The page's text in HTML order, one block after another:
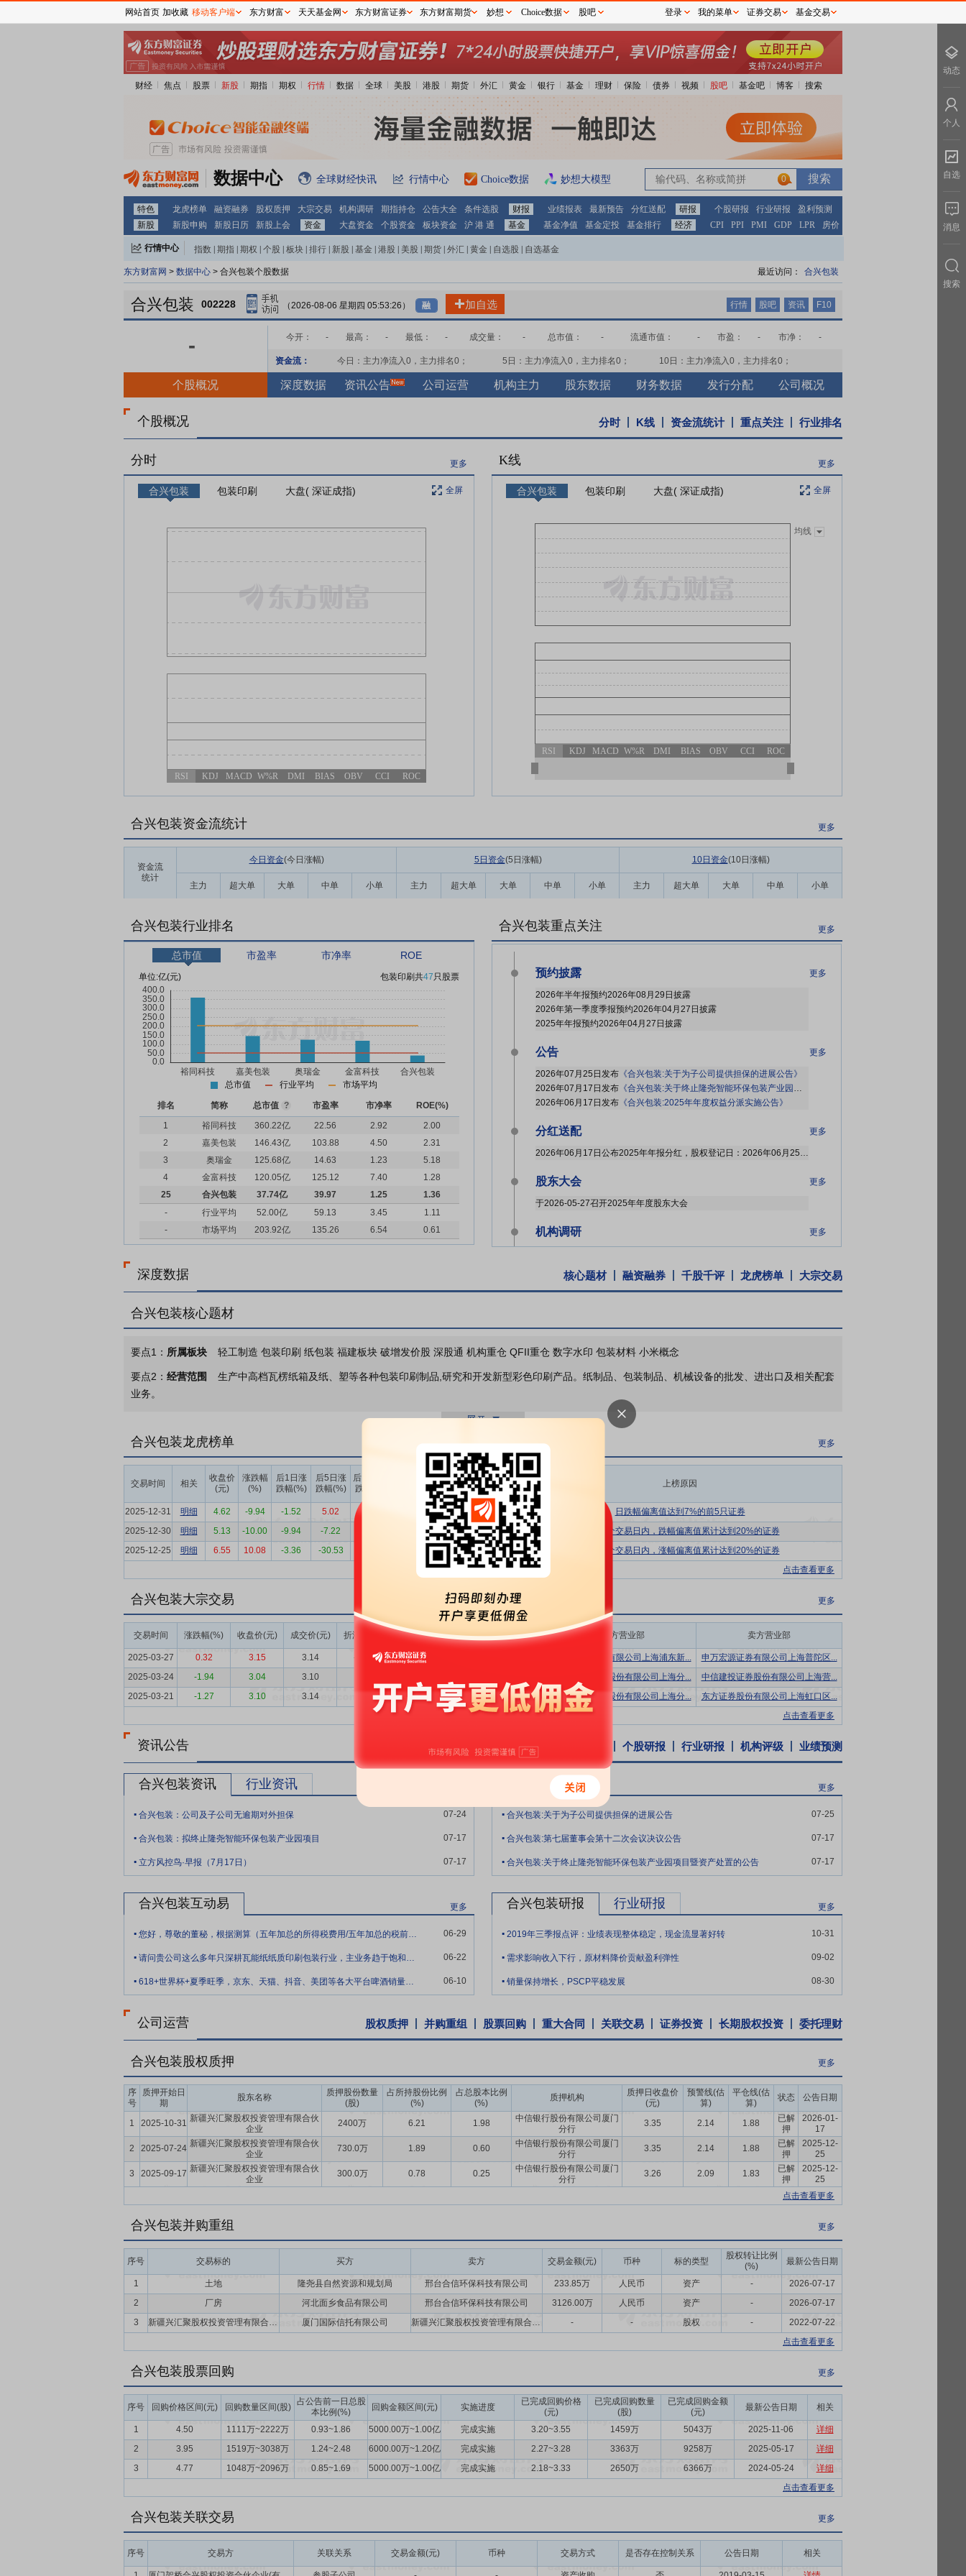
财经 焦点 股票 新股 期指 期权 行情 数据 全球 美股 港股 期货 外汇 黄金 银行 基金 理财 保险 债券 视频 股吧 基金吧 博客 搜索
数据中心 全球财经快讯 行情中心 Choice数据 妙想大模型 0
0
特色 龙虎榜单 融资融券 股权质押 大宗交易 机构调研 期指持仓 公告大全 条件选股 财报 业绩报表 最新预告 分红送配 研报 个股研报 行业研报
盈利预测
新股
新股申购 新股日历 新股上会 资金 大盘资金 个股资金 板块资金 沪 港 通 基金 基金净值 基金定投 基金排行 经济 CPI PPI PMI GDP LPR 房价
行情中心 指数 期指 期权 个股 板块 排行 新股 基金 港股 美股 期货 外汇 黄金 自选股 自选基金
东方财富网 > 数据中心 > 合兴包装个股数据 最近访问： 合兴包装
合兴包装 002228 （2026-08-06 星期四 05:53:26） 融 加自选 行情 股吧 资讯 F10
- 今开： - 最高： - 最低： - 成交量： - 总市值： - 流通市值： - 市盈： - 市净： -
资金流： 今日：主力净流入0 ，主力排名0 ； 5日：主力净流入0 ，主力排名0 ； 10日：主力净流入0 ，主力排名0 ；
个股概况 深度数据 资讯公告 公司运营 机构主力 股东数据 财务数据 发行分配 公司概况
个股概况 分时 K线 资金流统计 重点关注 行业排名
分时 更多
合兴包装 包装印刷 大盘( 深证成指) 全屏
RSI KDJ MACD W%R DMI BIAS OBV CCI ROC
K线 更多
合兴包装 包装印刷 大盘( 深证成指) 全屏
均线
RSI KDJ MACD W%R DMI BIAS OBV CCI ROC
合兴包装资金流统计 更多
资金流
统计
今日资金(今日涨幅) 5日资金(5日涨幅) 10日资金(10日涨幅)
主力 超大单 大单 中单 小单 主力 超大单 大单 中单 小单 主力 超大单 大单 中单 小单
合兴包装行业排名
总市值 市盈率 市净率 ROE
单位:亿(元) 包装印刷共47只股票
总市值 行业平均 市场平均
排名 简称 总市值 ? 市盈率 市净率
ROE(%)
1
裕同科技 360.22亿 22.56 2.92
2.00
2
嘉美包装 146.43亿 103.88 4.50
2.31
3
奥瑞金 125.68亿 14.63 1.23
5.18
4
金富科技 120.05亿 125.12 7.40
1.28
25
合兴包装 37.74亿 39.97 1.25
1.36
-
行业平均 52.00亿 59.13 3.45
1.11
-
市场平均 203.92亿 135.26 6.54 0.61
合兴包装重点关注 更多
预约披露 更多
2026年半年报预约2026年08月29日披露
2026年第一季度季报预约2026年04月27日披露
2025年年报预约2026年04月27日披露
公告 更多
2026年07月25日发布 《合兴包装:关于为子公司提供担保的进展公告》
2026年07月17日发布 《合兴包装:关于终止隆尧智能环保包装产业园项目暨资产处置的公告》
2026年06月17日发布 《合兴包装:2025年年度权益分派实施公告》
分红送配 更多
2026年06月17日公布2025年年报分红，股权登记日：2026年06月25日；除权除息日：2026年06月26日；分配方案：10派0.60元(含税,扣税后0.54元)[正式]
股东大会 更多
于2026-05-27召开2025年年度股东大会
机构调研 更多
股东户数 更多
业绩报表
2025年年报归属净利润1.035亿元，同比增长10.61%，基本每股收益0.09元
深度数据 核心题材 融资融券 千股千评 龙虎榜单 大宗交易
合兴包装核心题材
要点1： 所属板块 轻工制造 包装印刷 纸包装 福建板块 破增发价股 深股通 机构重仓 QFII重仓 数字水印 包装材料 小米概念
要点2： 经营范围
生产中高档瓦楞纸箱及纸、塑等各种包装印刷制品,研究和开发新型彩色印刷产品。纸制品、包装制品、机械设备的批发、进出口及相关配套
业务。
中高档瓦楞纸箱、纸板及缓冲包装材料的研发与设计、生产、销售及服务
公司主要从事中高档瓦楞纸箱、纸板及缓冲包装材料的研发与设计、生产、
销售及服务。公司的瓦楞纸箱以其优越的使用性能和良好的加工性能，逐渐取代了传统的木箱等运输包装容器，成为现代包装运输的主要载体。公司的产品依靠
卓越的质量水平及先进的工业设计理念，不仅实现保护商品、便于仓储、装卸运输的功能，还起到美化商品、宣传商品的作用，同时能够减少损耗及包装空间，
纸质印刷包装行业
纸质印刷包装作为行业的重要分支，广泛服务于国民经济的各个行业，如食品饮料、日化用品、医药、电子信息、电商物流、烟草
等领域。因此，纸质印刷包装行业的发展与其下游服务领域的发展状况息息相关。当前，行业面临盈利能力低、产能过剩、需求疲软等多重难题，价格竞争激烈
且市场分化明显。行业在需求端正经历深刻变化，包装的功能已从基础保护升级为品牌营销与品质传达的重要载体，驱动产品向多样化、功能化和个性化发展，
优质包装成为提升产品核心竞争力的重要组成部分，高附加值、定制化产品的市场需求增长显著。与此同时，行业也面临着整体集中度偏低、企业数量众多、产
能过剩、盈利能力弱以及“内卷式”价格竞争等现实挑战。
的设计和布局，工人的安排及生产都进行量化和标准化，形成较强的可复制性的标准化工厂建设流程，从而减少新建工厂和安装生产线的时间，使得公司运营成
本降至最低。当公司挖掘到新的市场热点区域时并作出建厂决策后，可以利用成熟的业务流程在短时间内作出具体、完整的操作方案，以低成本和高质量地完成
投产、生产、销售整个过程，使得公司更快的切入到新的市场区域中，迅速占领市场。
要点6：品牌优势
公司多年来专注于瓦楞纸包装行业发展，已经建立起满足客户对于质量、环保、安全的包装需求，“合兴”的品牌效应在公司与其他企业的竞
争过程中已成为重要的优势之一。特别在“集团化、大客户”的蓝海战略下，公司已积累了包括海尔、美的、格力、海信、宝洁、蓝月亮、立白、富士康、戴尔、
华勤、小米、飞利浦、伊利、蒙牛、康师傅、达利、旺旺、百威英博、青岛啤酒、华润、京东商城、顺丰、宁德时代、海康威视、比亚迪等知名企业客户，随着
上述客户规模的扩张，公司凭借可复制的业务模式及整体解决方案的服务模式，能够快速配合客户的发展布局进行业务扩张，与客户协同发展。
要点7：技术、创新优势
在多年的经营中，公司一直重视研发的投入，在瓦楞包装方面具有较强的技术和研发实力。目前，公司研发创新中心建立了包装技术
创新中心和柔印技术创新中心。其中，包装技术创新中心的包装安全检测实验室通过了ISTA（国际安全运输协会）实验室认证。国际安全运输协会是包装行业
最权威的认证机构，通过该实验室认证出具的报告具有国际通用性。同时公司是瓦楞行业十余项国家标准及行业标准的主要起草单位，也突出了公司在技术研发
上的优势。
要点8：人才优势
公司专注于纸箱包装行业30多年，从原有的四家工厂，发展到现在在全国拥有近60家生产基地，在公司经营规模从小到大的发展过程中，公
司各级人员不断吸取和积累经验，逐步形成了有自身特色的经营理念、管理体系，并积累了一批专业技术和管理人才，为后续公司未来发展提供了坚实的基础。
要点9：规模优势
公司规模上的优势大大提高了公司抵御风险的能力：首先，规模优势提高了公司在原纸等材料采购中的议价能力，有利于控制和降低生产成
本；其次，规模优势使公司研发、采购、生产、销售以及服务等各个环节协同效应高，在快速满足客户需求上具有明显优势；第三，规模优势使得公司能够对大
客户新投产的地区进行快速服务，与集团化大客户共生形成网络效应，构建经营壁垒，增强了公司各子公司区域化的竞争力。
子公司再次通过高新技术企业认定
2023年1月6日公司对外公告,厦门合兴包装印刷股份有限公司(以下简称“公司”)控股子公司合肥合信包装有限公司
(以下简称“合肥合信”)于近日收到由安徽省科学技术厅、安徽省财政厅和国家税务总局安徽省税务局联合颁发的《高新技术企业证书》,证书编号为
GR202234000913,发证日期为2022年10月18日,资格有效期为三年。本次合肥合信获得《高新技术企业证书》系对原证书有效期满后的重新认定。根据《中华
15%的税率缴纳企业所得税。
合兴包装龙虎榜单 更多
交易时间 相关
收盘价
(元)
涨跌幅
(%)
后1日涨
跌幅(%)
后5日涨
跌幅(%)
后10日涨
跌幅(%)
部买入合
上榜营业
部卖出合
计(万)
上榜营业
部买卖净
额合计(万)
上榜原因
2025-12-31 明细 4.62 -9.94 -1.52 5.02 -1.17 5923.49 11871.48 -5947.99
日跌幅偏离值达到7%的前5只证券
2025-12-30
明细 5.13 -10.00 -9.94 -7.22 13364.30 21736.88 -8372.58
连续三个交易日内，跌幅偏离值累计达到20%的证券
2025-12-25
明细 6.55 10.08 -3.36 -30.53 11143.80 5772.60
连续三个交易日内，涨幅偏离值累计达到20%的证券
点击查看更多
合兴包装大宗交易 更多
交易时间 涨跌幅(%) 收盘价(元) 成交价(元) 折溢率(%) 成交量(万股) 成交额(万元)
成交额/流通
市值(%)
买方营业部 卖方营业部
2025-03-27 0.32 3.15 3.14 -0.32 1158.94 申万宏源证券有限公司上海浦东新...
申万宏源证券有限公司上海普陀区...
2025-03-24
-1.94 3.04 3.10 第一创业证券股份有限公司上海分...
中信建投证券股份有限公司上海营...
2025-03-21
-1.27 3.10 3.14 389.43 1222.81 0.32% 第一创业证券股份有限公司上海分...
东方证券股份有限公司上海虹口区...
点击查看更多
资讯公告 个股资讯 行业资讯 公告 个股研报 行业研报 机构评级 业绩预测
合兴包装资讯 行业资讯
. 合兴包装：公司及子公司无逾期对外担保 07-24
. 合兴包装：拟终止隆尧智能环保包装产业园项目 07-17
. 立方风控鸟·早报（7月17日） 07-17
合兴包装公告 更多
.合兴包装:关于为子公司提供担保的进展公告 07-25
. 合兴包装:第七届董事会第十二次会议决议公告 07-17
. 合兴包装:关于终止隆尧智能环保包装产业园项目暨资产处置的公告 07-17
合兴包装互动易 更多
. 您好，尊敬的董秘，根据测算（五年加总的所得税费用/五年加总的税前利润），我发现贵 06-29
. 请问贵公司这么多年只深耕瓦能纸纸质印刷包装行业，主业务趋于饱和，有些跟不上时代脚 06-22
. 618+世界杯+夏季旺季，京东、天猫、抖音、美团等各大平台啤酒销量迎来（+30% 06-10
合兴包装研报 行业研报 更多
. 2019年三季报点评：业绩表现整体稳定，现金流显著好转 10-31
. 需求影响收入下行，原材料降价贡献盈利弹性 09-02
. 销量保持增长，PSCP平稳发展 08-30
公司运营 股权质押 并购重组 股票回购 重大合同 关联交易 证券投资 长期股权投资 委托理财
合兴包装股权质押 更多
序
号
质押开始日
期
股东名称
质押股份数量
(股)
占所持股份比例
(%)
占总股本比例
(%)
质押机构
质押日收盘价
(元)
预警线(估
算)
平仓线(估
算)
状态 公告日期
1 2025-10-31 新疆兴汇聚股权投资管理有限合伙
企业
2400万 6.21 1.98
中信银行股份有限公司厦门
分行
3.35 2.14 1.88
已解
押
2026-01-
17
2
2025-07-24 新疆兴汇聚股权投资管理有限合伙
企业
730.0万 1.89 0.60
中信银行股份有限公司厦门
分行
3.35 2.14 1.88
已解
押
2025-12-
25
3
2025-09-17 新疆兴汇聚股权投资管理有限合伙
企业
300.0万 0.78 0.25
中信银行股份有限公司厦门
分行
3.26 2.09 1.83
已解
押
2025-12-
25
点击查看更多
合兴包装并购重组 更多
序号 交易标的 买方 卖方 交易金额(元) 币种 标的类型
股权转让比例
(%)
最新公告日期
1 土地 隆尧县自然资源和规划局 邢台合信环保科技有限公司 233.85万 人民币 资产 -
2026-07-17
2
厂房 河北面乡食品有限公司 邢台合信环保科技有限公司 3126.00万 人民币 资产 -
2026-07-17
3
新疆兴汇聚股权投资管理有限合伙企业 厦门国际信托有限公司 新疆兴汇聚股权投资管理有限合伙企业 - - 股权 -
2022-07-22
点击查看更多
合兴包装股票回购 更多
序号 回购价格区间(元) 回购数量区间(股)
占公告前一日总股
本比例(%)
回购金额区间(元) 实施进度
已完成回购价格
(元)
已完成回购数量
(股)
已完成回购金额
(元)
最新公告日期 相关
1 4.50 1111万~2222万 0.93~1.86 5000.00万~1.00亿 完成实施 3.20~3.55 1459万 5043万 2025-11-06
详细
2
3.95 1519万~3038万 1.24~2.48 6000.00万~1.20亿 完成实施 2.27~3.28 3363万 9258万 2025-05-17
详细
3
4.77 1048万~2096万 0.85~1.69 5000.00万~1.00亿 完成实施 2.18~3.33 2650万 6366万 2024-05-24
详细
点击查看更多
合兴包装关联交易 更多
序号 交易方 关联关系 交易金额(元) 币种 交易方式 是否存在控制关系 公告日期 相关
网站首页 加收藏 移动客户端 东方财富 天天基金网 东方财富证券 东方财富期货 妙想 Choice数据 股吧 登录 我的菜单 证券交易 基金交易
动态
个人
自选
消息
搜索